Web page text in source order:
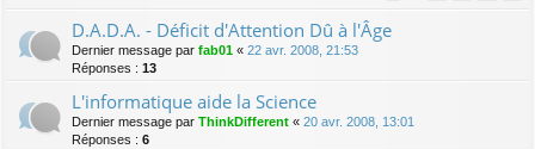
D.A.D.A. - Déficit d'Attention Dû à l'Âge
Dernier message par fab01 « 22 avr. 2008, 21:53
Réponses : 13
L'informatique aide la Science
Dernier message par ThinkDifferent « 20 avr. 2008, 13:01
Réponses : 6